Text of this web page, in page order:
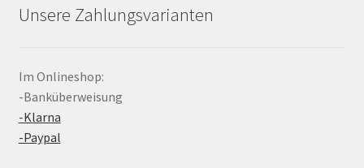
Unsere Zahlungsvarianten
Im Onlineshop:
-Banküberweisung
-Klarna
-Paypal